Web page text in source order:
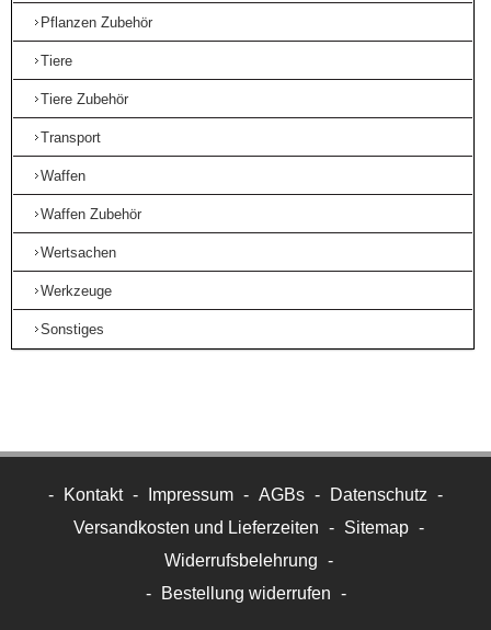
Pflanzen Zubehör
Tiere
Tiere Zubehör
Transport
Waffen
Waffen Zubehör
Wertsachen
Werkzeuge
Sonstiges
- Kontakt - Impressum - AGBs - Datenschutz -
Versandkosten und Lieferzeiten - Sitemap -
Widerrufsbelehrung -
-
Bestellung widerrufen -